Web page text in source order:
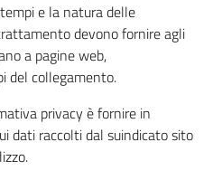
e la natura delle
devono fornire agli
a pagine web,
del collegamento.
privacy è fornire in
dati raccolti dal suindicato sito